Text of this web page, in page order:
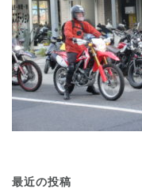
稿
最近の投稿